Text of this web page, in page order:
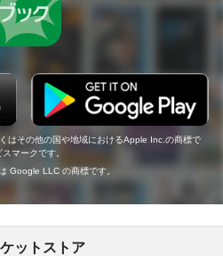
はその他の国や地域におけるApple Inc.の商標で
マークです。
Google LLC の商標です。
ットストア